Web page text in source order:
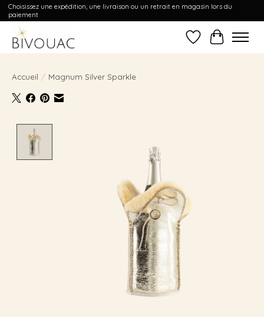
Choisissez une expédition, une livraison ou un retrait en magasin lors du
paiement
Liste dePanier
Accueil / Magnum Silver Sparkle